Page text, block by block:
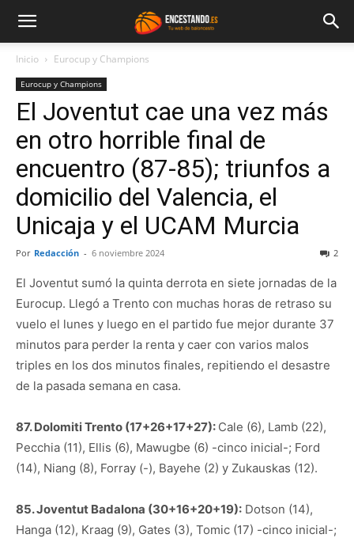
Inicio Eurocup y Champions
Eurocup y Champions
El Joventut cae una vez más
en otro horrible final de
encuentro (87-85); triunfos a
domicilio del Valencia, el
Unicaja y el UCAM Murcia
Por Redacción - 6 noviembre 2024 2
El Joventut sumó la quinta derrota en siete jornadas de la
Eurocup. Llegó a Trento con muchas horas de retraso su
vuelo el lunes y luego en el partido fue mejor durante 37
minutos para perder la renta y caer con varios malos
triples en los dos minutos finales, repitiendo el desastre
de la pasada semana en casa.
87. Dolomiti Trento (17+26+17+27): Cale (6), Lamb (22),
Pecchia (11), Ellis (6), Mawugbe (6) -cinco inicial-; Ford
(14), Niang (8), Forray (-), Bayehe (2) y Zukauskas (12).
85. Joventut Badalona (30+16+20+19): Dotson (14),
Hanga (12), Kraag (9), Gates (3), Tomic (17) -cinco inicial-;